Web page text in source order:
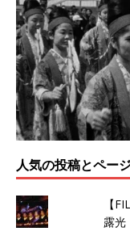
人気の投稿とペー
【
露光